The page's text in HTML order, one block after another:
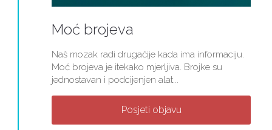
Moć brojeva
Naš mozak radi drugačije kada ima informaciju.
Moć brojeva je itekako mjerljiva. Brojke su
jednostavan i podcijenjen alat...
Posjeti objavu